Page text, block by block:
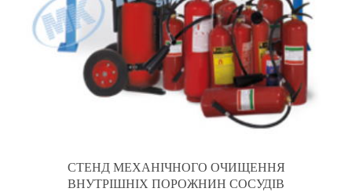
СТЕНД МЕХАНІЧНОГО ОЧИЩЕННЯ
ВНУТРІШНІХ ПОРОЖНИН СОСУДІВ